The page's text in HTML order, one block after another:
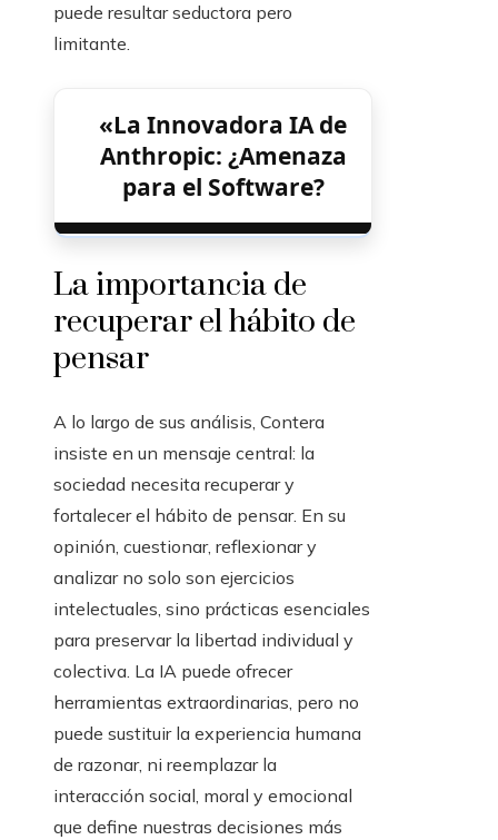
puede resultar seductora pero
limitante.
«La Innovadora IA de
Anthropic: ¿Amenaza
para el Software?
La importancia de
recuperar el hábito de
pensar
A lo largo de sus análisis, Contera
insiste en un mensaje central: la
sociedad necesita recuperar y
fortalecer el hábito de pensar. En su
opinión, cuestionar, reflexionar y
analizar no solo son ejercicios
intelectuales, sino prácticas esenciales
para preservar la libertad individual y
colectiva. La IA puede ofrecer
herramientas extraordinarias, pero no
puede sustituir la experiencia humana
de razonar, ni reemplazar la
interacción social, moral y emocional
que define nuestras decisiones más